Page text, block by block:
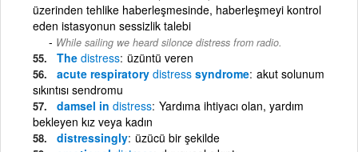
üzerinden tehlike haberleşmesinde, haberleşmeyi kontrol
eden istasyonun sessizlik talebi
While sailing we heard silonce distress from radio.
The distress üzüntü veren
acute respiratory distress syndrome akut solunum
sıkıntısı sendromu
damsel in distress Yardıma ihtiyacı olan, yardım
bekleyen kız veya kadın
distressingly üzücü bir şekilde